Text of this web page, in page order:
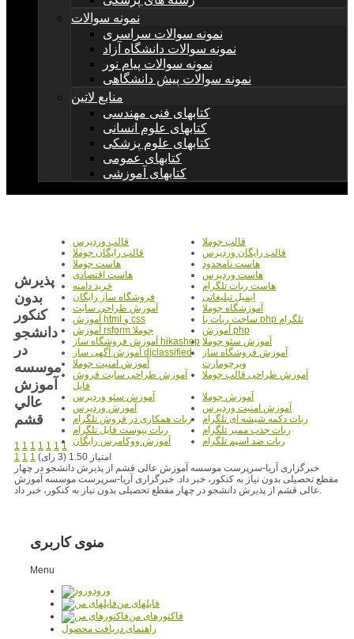
نمونه سوالات
نمونه سوالات سراسری
نمونه سوالات دانشگاه آزاد
نمونه سوالات پیام نور
نمونه سوالات پیش دانشگاهی
منابع لاتین
کتابهای فنی مهندسی
کتابهای علوم انسانی
کتابهای علوم پزشکی
کتابهای عمومی
کتابهای آموزشی
قالب جوملا
قالب وردپرس
قالب رایگان وردپرس
قالب رایگان جوملا
هاست نامحدود
هاست جوملا
هاست وردپرس
هاست اقتصادی
هاست ربات تلگرام
خرید دامنه
ایمیل تبلیغاتی
فروشگاه ساز رایگان
آموزشگاه جوملا
آموزش طراحی سایت
ساخت ربات با php تلگرام
آموزش html و css
آموزش php
آموزش rsform جوملا
آموزش سئو جوملا آموزش فروشگاه ساز hikashop
آموزش فروشگاه ساز
ویرچومارت
آموزش آگهی ساز djclassified
آموزش امنیت جوملا
آموزش طراحی قالب جوملا
آموزش طراحی سایت فروش
فایل
آموزش جوملا
آموزش سئو وردپرس
آموزش امنیت وردپرس
آموزش وردپرس
ربات دکمه شیشه ای تلگرام
ربات همکاری در فروش تلگرام
ربات جذب ممبر تلگرام
ربات پیوست فایل تلگرام
ربات ضد اسپم تلگرام
آموزش ووکامرس رایگان
پذيرش
بدون
کنکور
دانشجو
در
موسسه
آموزش
عالي
قشم
1 1 1 1 1 1 1
1 1 1
امتیاز 1.50 (3 رای)
خبرگزاری آریا-سرپرست موسسه آموزش عالی قشم از پذیرش دانشجو در چهار
مقطع تحصیلی بدون نیاز به کنکور، خبر داد. خبرگزاری آریا-سرپرست موسسه آموزش
عالی قشم از پذیرش دانشجو در چهار مقطع تحصیلی بدون نیاز به کنکور، خبر داد.
منوی کاربری
Menu
ورود
فایلهای من
فاکتورهای من
راهنمای دریافت محصول